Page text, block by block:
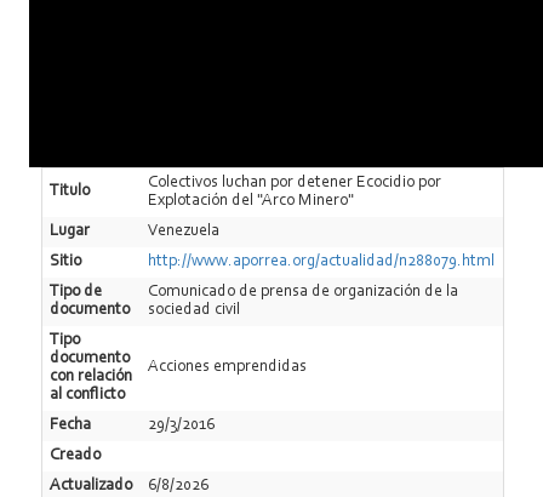
Titulo
Colectivos luchan por detener Ecocidio por
Explotación del "Arco Minero"
Lugar
Venezuela
Sitio
http://www.aporrea.org/actualidad/n288079.html
Tipo de
documento
Comunicado de prensa de organización de la
sociedad civil
Tipo
documento
con relación
al conflicto
Acciones emprendidas
Fecha
29/3/2016
Creado
Actualizado
6/8/2026